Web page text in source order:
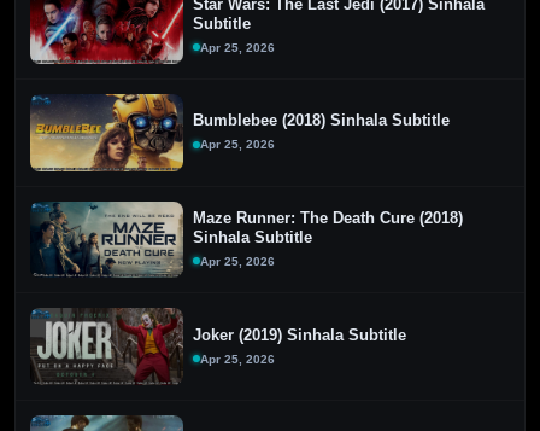
Star Wars: The Last Jedi (2017) Sinhala
Subtitle
Apr 25, 2026
Bumblebee (2018) Sinhala Subtitle
Apr 25, 2026
Maze Runner: The Death Cure (2018)
Sinhala Subtitle
Apr 25, 2026
Joker (2019) Sinhala Subtitle
Apr 25, 2026